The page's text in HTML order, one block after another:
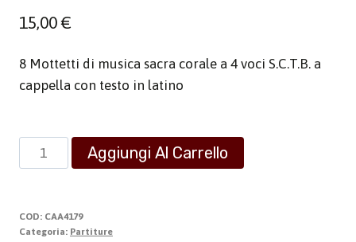
15,00€
8 Mottetti di musica sacra corale a 4 voci S.C.T.B. a
cappella con testo in latino
Polyphonia
-
18
quantità
Aggiungi Al Carrello
COD: CAA4179
Categoria: Partiture